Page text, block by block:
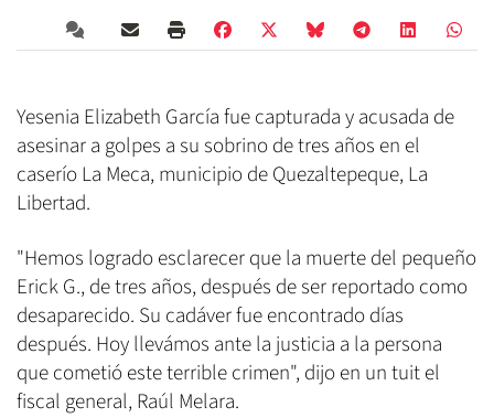
Yesenia Elizabeth García fue capturada y acusada de
asesinar a golpes a su sobrino de tres años en el
caserío La Meca, municipio de Quezaltepeque, La
Libertad.
"Hemos logrado esclarecer que la muerte del pequeño
Erick G., de tres años, después de ser reportado como
desaparecido. Su cadáver fue encontrado días
después. Hoy llevámos ante la justicia a la persona
que cometió este terrible crimen", dijo en un tuit el
fiscal general, Raúl Melara.